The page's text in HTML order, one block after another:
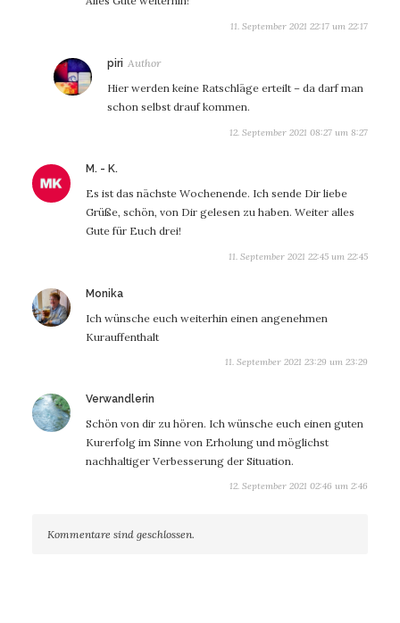
11. September 2021 22:17 um 22:17
piri sagt:
Hier werden keine Ratschläge erteilt – da darf man
schon selbst drauf kommen.
12. September 2021 08:27 um 8:27
M. - K.
Es ist das nächste Wochenende. Ich sende Dir liebe
Grüße, schön, von Dir gelesen zu haben. Weiter alles
Gute für Euch drei!
11. September 2021 22:45 um 22:45
Monika
Ich wünsche euch weiterhin einen angenehmen
Kurauffenthalt
11. September 2021 23:29 um 23:29
Verwandlerin
Schön von dir zu hören. Ich wünsche euch einen guten
Kurerfolg im Sinne von Erholung und möglichst
nachhaltiger Verbesserung der Situation.
12. September 2021 02:46 um 2:46
Kommentare sind geschlossen.